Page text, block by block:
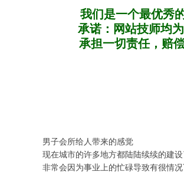
我们是一个最优秀
承诺：网站技师均
承担一切责任，赔
男子会所给人带来的感觉
现在城市的许多地方都陆陆续续的建
非常会因为事业上的忙碌导致有很情